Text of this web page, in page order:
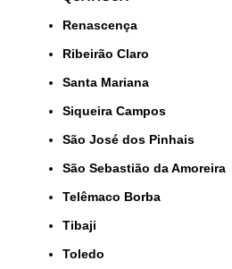
Renascença
Ribeirão Claro
Santa Mariana
Siqueira Campos
São José dos Pinhais
São Sebastião da Amoreira
Telêmaco Borba
Tibaji
Toledo